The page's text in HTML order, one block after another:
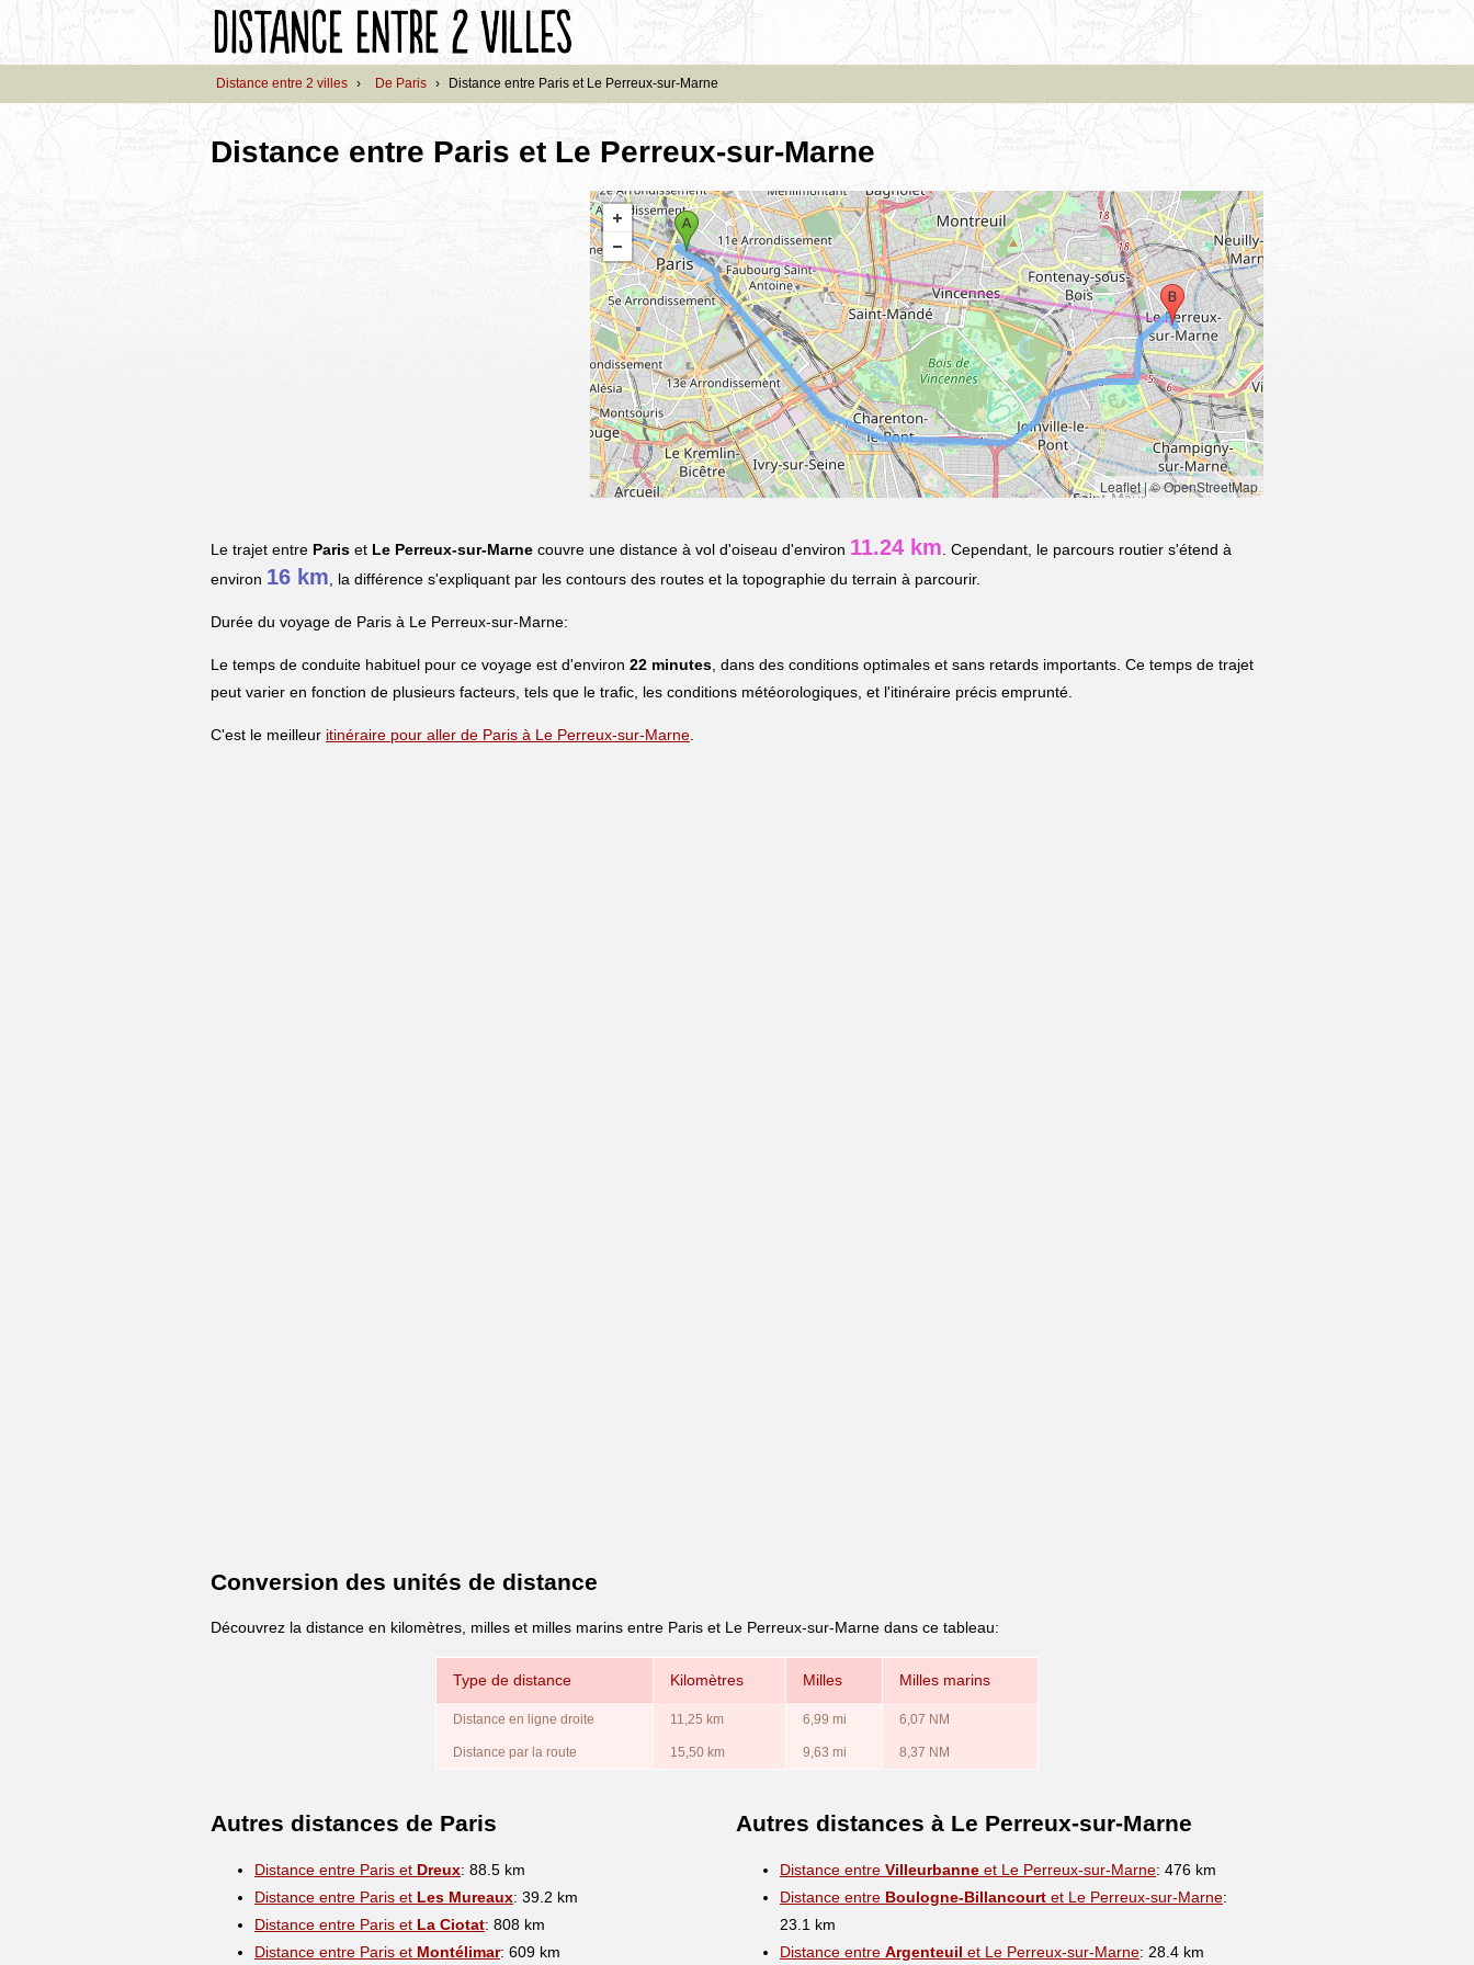
Distance entre 2 villes › De Paris › Distance entre Paris et Le Perreux-sur-Marne
Distance entre Paris et Le Perreux-sur-Marne
Leaflet|© OpenStreetMap
Le trajet entre Paris et Le Perreux-sur-Marne couvre une distance à vol d'oiseau d'environ 11.24 km . Cependant, le parcours routier s'étend à
environ 16 km , la différence s'expliquant par les contours des routes et la topographie du terrain à parcourir.
Durée du voyage de Paris à Le Perreux-sur-Marne:
Le temps de conduite habituel pour ce voyage est d'environ 22 minutes , dans des conditions optimales et sans retards importants. Ce temps de trajet
peut varier en fonction de plusieurs facteurs, tels que le trafic, les conditions météorologiques, et l'itinéraire précis emprunté.
C'est le meilleur itinéraire pour aller de Paris à Le Perreux-sur-Marne
Conversion des unités de distance
Découvrez la distance en kilomètres, milles et milles marins entre Paris et Le Perreux-sur-Marne dans ce tableau:
Type de distance Kilomètres Milles Milles marins
Distance en ligne droite 11,25 km 6,99 mi 6,07 NM
Distance par la route 15,50 km 9,63 mi 8,37 NM
Autres distances de Paris
Distance entre Paris et Dreux: 88.5 km
Distance entre Paris et Les Mureaux: 39.2 km
Distance entre Paris et La Ciotat: 808 km
Distance entre Paris et Montélimar: 609 km
Autres distances à Le Perreux-sur-Marne
Distance entre Villeurbanne et Le Perreux-sur-Marne: 476 km
Distance entre Boulogne-Billancourt et Le Perreux-sur-Marne:
23.1 km
Distance entre Argenteuil et Le Perreux-sur-Marne: 28.4 km